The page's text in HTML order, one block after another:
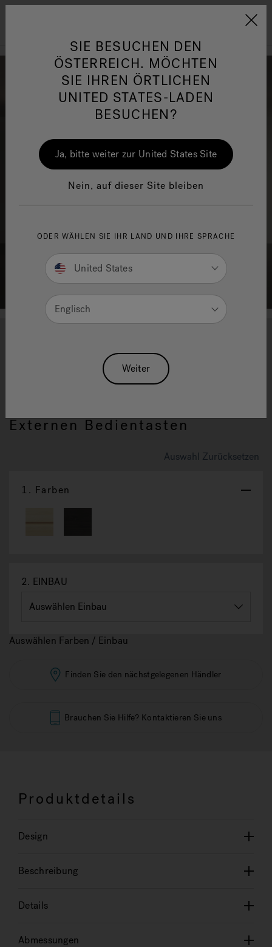
Jacuzzi&reg; EMEA
Sasha – Sauna |
Erlebnisdusche | Hammam -
Externen Bedientasten
Auswahl Zurücksetzen
1. Farben
2. EINBAU
Auswählen Farben / Einbau
Finden Sie den nächstgelegenen Händler
Brauchen Sie Hilfe? Kontaktieren Sie uns
Produktdetails
Design
Beschreibung
Details
Abmessungen
SIE BESUCHEN DEN
ÖSTERREICH. MÖCHTEN
SIE IHREN ÖRTLICHEN
UNITED STATES-LADEN
BESUCHEN?
Ja, bitte weiter zur United States Site
Nein, auf dieser Site bleiben
ODER WÄHLEN SIE IHR LAND UND IHRE SPRACHE
United States
Englisch
Weiter